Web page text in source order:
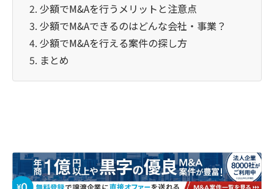
少額でM&Aを行うメリットと注意点
少額でM&Aできるのはどんな会社・事業？
少額でM&Aを行える案件の探し方
まとめ